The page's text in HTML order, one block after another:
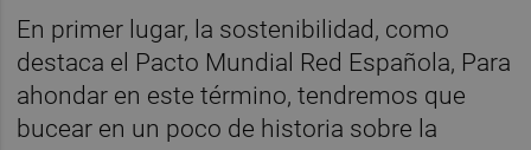
En primer lugar, la sostenibilidad, como
destaca el Pacto Mundial Red Española, Para
ahondar en este término, tendremos que
bucear en un poco de historia sobre la